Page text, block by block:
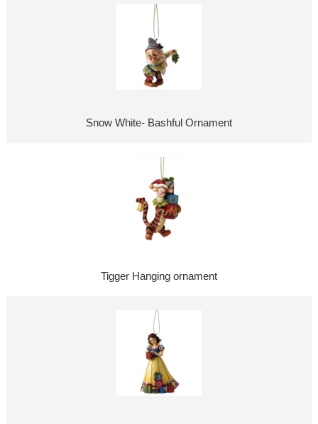
Snow White- Bashful Ornament
Tigger Hanging ornament